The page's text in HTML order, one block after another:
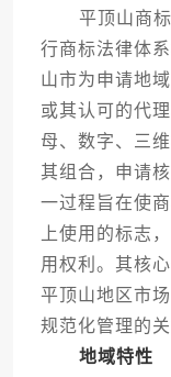
平顶山商标
行商标法律体
山市为申请地
或其认可的代
母、数字、三
其组合，申请
一过程旨在使
上使用的标志
用权利。其核
平顶山地区市
规范化管理的关
地域特性